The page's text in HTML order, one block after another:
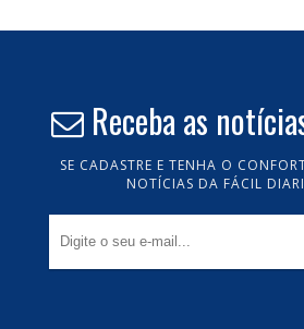
Receba as
SE CADASTRE E TENHA O
NOTÍCIAS DA FÁCIL